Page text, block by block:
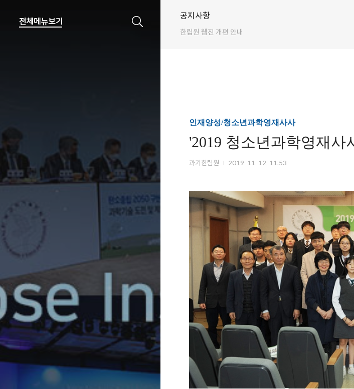
공지사항
한림원 웹진 개편 안내
인재양성/청소년과학영재사사
'2019 청소년과학영재사
과기한림원 2019. 11. 12. 11:53